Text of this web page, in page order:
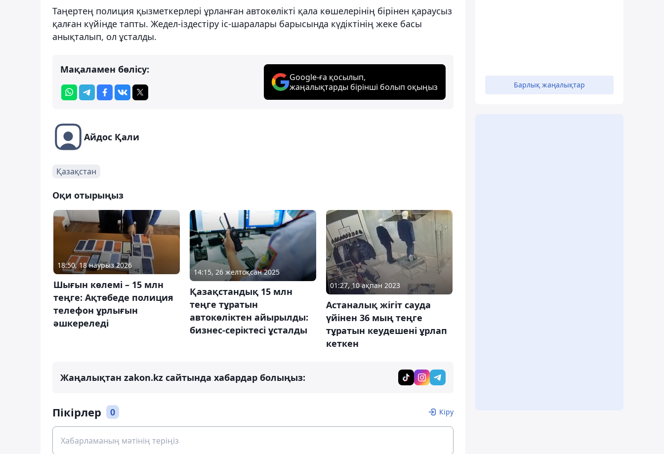
Таңертең полиция қызметкерлері ұрланған автокөлікті қала көшелерінің бірінен қараусыз
қалған күйінде тапты. Жедел-іздестіру іс-шаралары барысында күдіктінің жеке басы
анықталып, ол ұсталды.
Мақаламен бөлісу:
Google-ға қосылып,
жаңалықтарды бірінші болып оқыңыз
Айдос Қали
Қазақстан
Оқи отырыңыз
18:50, 18 наурыз 2026
Шығын көлемі – 15 млн
теңге: Ақтөбеде полиция
телефон ұрлығын
әшкереледі
14:15, 26 желтоқсан 2025
Қазақстандық 15 млн
теңге тұратын
автокөліктен айырылды:
бизнес-серіктесі ұсталды
01:27, 10 ақпан 2023
Астаналық жігіт сауда
үйінен 36 мың теңге
тұратын кеудешені ұрлап
кеткен
Жаңалықтан zakon.kz сайтында хабардар болыңыз:
Пікірлер 0 Кіру
Барлық жаңалықтар